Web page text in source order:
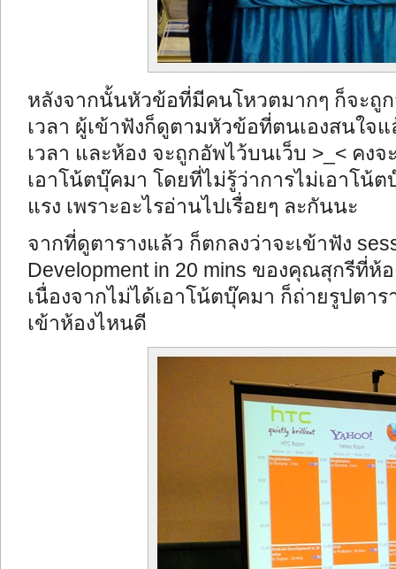
หลังจากนั้นหัวข้อที่มีคนโหวตมากๆ ก็จะถู
เวลา ผู้เข้าฟังก็ดูตามหัวข้อที่ตนเองสนใจ
เวลา และห้อง จะถูกอัพไว้บนเว็บ >_< คง
เอาโน้ตบุ๊คมา โดยที่ไม่รู้ว่าการไม่เอาโน้
แรง เพราะอะไรอ่านไปเรื่อยๆ ละกันนะ
จากที่ดูตารางแล้ว ก็ตกลงว่าจะเข้าฟัง
Development in 20 mins ของคุณสุกรีที่ห้
เนื่องจากไม่ได้เอาโน้ตบุ๊คมา ก็ถ่ายรูปตา
เข้าห้องไหนดี